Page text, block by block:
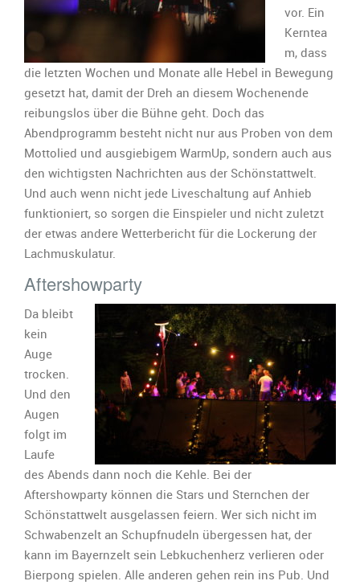
vor. Ein
Kerntea
m, dass
die letzten Wochen und Monate alle Hebel in Bewegung
gesetzt hat, damit der Dreh an diesem Wochenende
reibungslos über die Bühne geht. Doch das
Abendprogramm besteht nicht nur aus Proben von dem
Mottolied und ausgiebigem WarmUp, sondern auch aus
den wichtigsten Nachrichten aus der Schönstattwelt.
Und auch wenn nicht jede Liveschaltung auf Anhieb
funktioniert, so sorgen die Einspieler und nicht zuletzt
der etwas andere Wetterbericht für die Lockerung der
Lachmuskulatur.
Aftershowparty
Da bleibt
kein
Auge
trocken.
Und den
Augen
folgt im
Laufe
des Abends dann noch die Kehle. Bei der
Aftershowparty können die Stars und Sternchen der
Schönstattwelt ausgelassen feiern. Wer sich nicht im
Schwabenzelt an Schupfnudeln übergessen hat, der
kann im Bayernzelt sein Lebkuchenherz verlieren oder
Bierpong spielen. Alle anderen gehen rein ins Pub. Und